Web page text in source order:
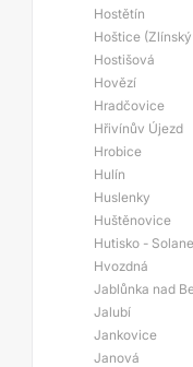
Hostětín
Hoštice
Hostišová
Hovězí
Hradčovice
Hřivínův Újezd
Hrobice
Hulín
Huslenky
Huštěnovice
Hutisko -
Hvozdná
Jablůnka nad
Jalubí
Jankovice
Janová